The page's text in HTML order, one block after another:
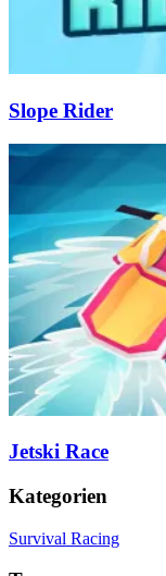
Slope Rider
Jetski Race
Kategorien
Survival Racing